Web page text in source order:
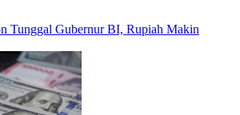
Tunggal Gubernur BI, Rupiah Makin